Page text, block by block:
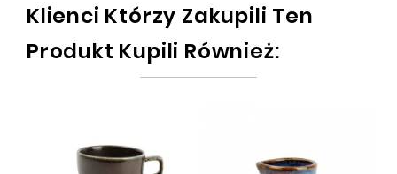
Klienci Którzy Zakupili Ten
Produkt Kupili Również: